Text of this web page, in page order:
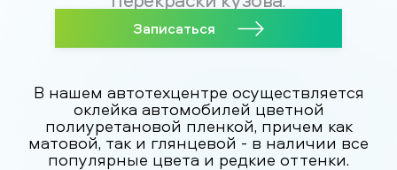
Записаться
В нашем автотехцентре осуществляется
оклейка автомобилей цветной
полиуретановой пленкой, причем как
матовой, так и глянцевой - в наличии все
популярные цвета и редкие оттенки.